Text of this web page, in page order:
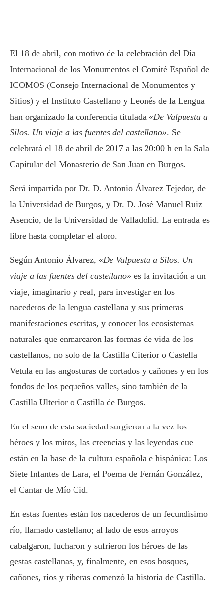
El 18 de abril, con motivo de la celebración del Día
Internacional de los Monumentos el Comité Español de
ICOMOS (Consejo Internacional de Monumentos y
Sitios) y el Instituto Castellano y Leonés de la Lengua
han organizado la conferencia titulada «De Valpuesta a
Silos. Un viaje a las fuentes del castellano». Se
celebrará el 18 de abril de 2017 a las 20:00 h en la Sala
Capitular del Monasterio de San Juan en Burgos.
Será impartida por Dr. D. Antonio Álvarez Tejedor, de
la Universidad de Burgos, y Dr. D. José Manuel Ruiz
Asencio, de la Universidad de Valladolid. La entrada es
libre hasta completar el aforo.
Según Antonio Álvarez, «De Valpuesta a Silos. Un
viaje a las fuentes del castellano» es la invitación a un
viaje, imaginario y real, para investigar en los
nacederos de la lengua castellana y sus primeras
manifestaciones escritas, y conocer los ecosistemas
naturales que enmarcaron las formas de vida de los
castellanos, no solo de la Castilla Citerior o Castella
Vetula en las angosturas de cortados y cañones y en los
fondos de los pequeños valles, sino también de la
Castilla Ulterior o Castilla de Burgos.
En el seno de esta sociedad surgieron a la vez los
héroes y los mitos, las creencias y las leyendas que
están en la base de la cultura española e hispánica: Los
Siete Infantes de Lara, el Poema de Fernán González,
el Cantar de Mío Cid.
En estas fuentes están los nacederos de un fecundísimo
río, llamado castellano; al lado de esos arroyos
cabalgaron, lucharon y sufrieron los héroes de las
gestas castellanas, y, finalmente, en esos bosques,
cañones, ríos y riberas comenzó la historia de Castilla.